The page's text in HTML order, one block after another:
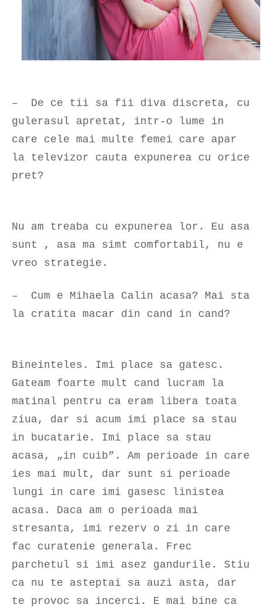
– De ce tii sa fii diva discreta, cu
gulerasul apretat, intr-o lume in
care cele mai multe femei care apar
la televizor cauta expunerea cu orice
pret?
Nu am treaba cu expunerea lor. Eu asa
sunt , asa ma simt comfortabil, nu e
vreo strategie.
– Cum e Mihaela Calin acasa? Mai sta
la cratita macar din cand in cand?
Bineinteles. Imi place sa gatesc.
Gateam foarte mult cand lucram la
matinal pentru ca eram libera toata
ziua, dar si acum imi place sa stau
in bucatarie. Imi place sa stau
acasa, „in cuib”. Am perioade in care
ies mai mult, dar sunt si perioade
lungi in care imi gasesc linistea
acasa. Daca am o perioada mai
stresanta, imi rezerv o zi in care
fac curatenie generala. Frec
parchetul si imi asez gandurile. Stiu
ca nu te asteptai sa auzi asta, dar
te provoc sa incerci. E mai bine ca